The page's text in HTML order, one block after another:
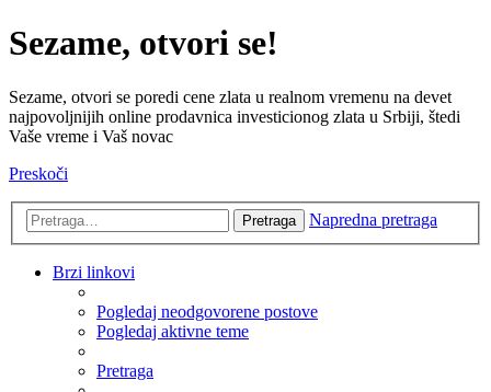
Sezame, otvori se!
Sezame, otvori se poredi cene zlata u realnom vremenu na devet
najpovoljnijih online prodavnica investicionog zlata u Srbiji, štedi
Vaše vreme i Vaš novac
Preskoči
Pretraga Napredna pretraga
Brzi linkovi
Pogledaj neodgovorene postove
Pogledaj aktivne teme
Pretraga